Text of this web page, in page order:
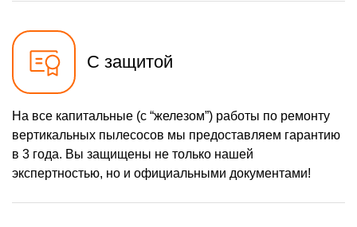
С защитой
На все капитальные (с “железом”) работы по ремонту
вертикальных пылесосов мы предоставляем гарантию
в 3 года. Вы защищены не только нашей
экспертностью, но и официальными документами!